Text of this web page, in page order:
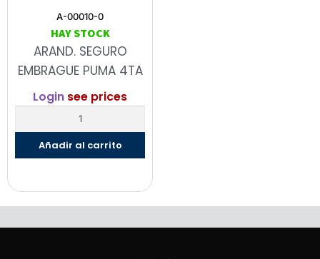
A-00010-0
HAY STOCK
ARAND. SEGURO
EMBRAGUE PUMA 4TA
Login see prices
Añadir al carrito